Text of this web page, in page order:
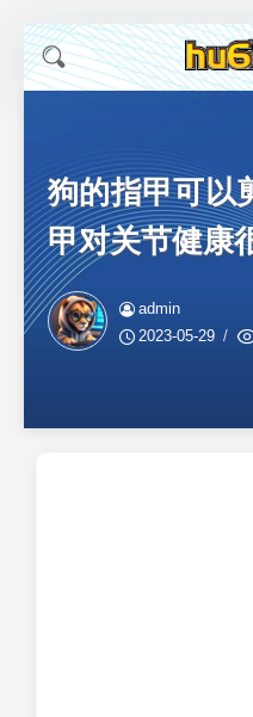
狗的指甲可以
甲对关节健康
admin
2023-05-29